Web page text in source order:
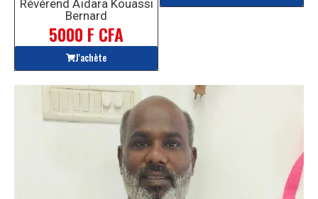
Révérend Aïdara Kouassi
Bernard
5000 F CFA
J'achète